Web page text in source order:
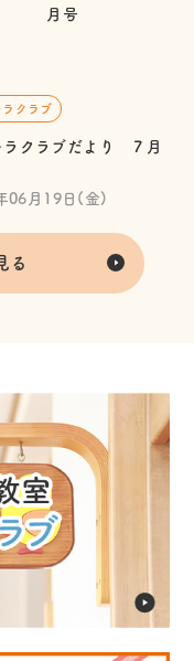
ラクラブ
ラクラブだより ７月
06月19日(金)
る